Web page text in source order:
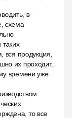
в
схема
таких
вся продукция,
их проходит.
времени уже
то все